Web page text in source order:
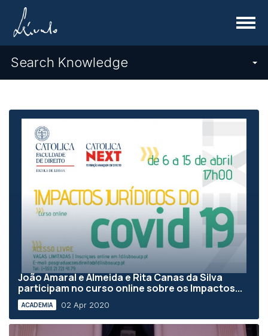
Menu
Search Knowledge
João Amaral e Almeida e Rita Canas da Silva
participam no curso online sobre os Impactos...
ACADEMIA 02 Apr 2020